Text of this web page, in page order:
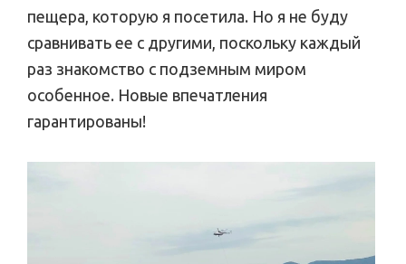
пещера, которую я посетила. Но я не буду
сравнивать ее с другими, поскольку каждый
раз знакомство с подземным миром
особенное. Новые впечатления
гарантированы!